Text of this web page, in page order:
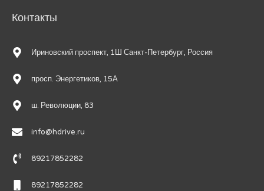
Контакты
Ириновский проспект, 1Ш Санкт-Петербург, Россия
просп. Энергетиков, 15А
ш. Революции, 83
info@hdrive.ru
89217852282
89217852282